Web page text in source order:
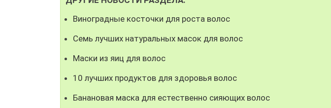
Виноградные косточки для роста волос
Семь лучших натуральных масок для волос
Маски из яиц для волос
10 лучших продуктов для здоровья волос
Банановая маска для естественно сияющих волос